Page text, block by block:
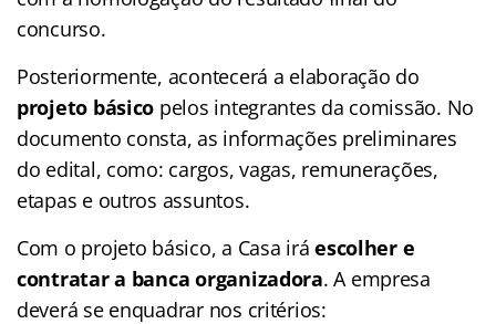
concurso.
Posteriormente, acontecerá a elaboração do
projeto básico pelos integrantes da comissão. No
documento consta, as informações preliminares
do edital, como: cargos, vagas, remunerações,
etapas e outros assuntos.
Com o projeto básico, a Casa iráescolher e
contratar a banca organizadora. A empresa
deverá se enquadrar nos critérios: